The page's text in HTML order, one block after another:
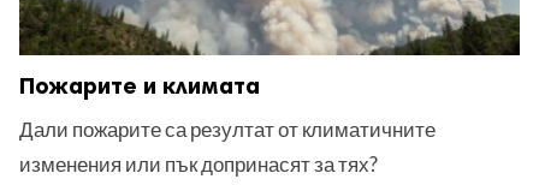
Пожарите и климата
Дали пожарите са резултат от климатичните
изменения или пък допринасят за тях?